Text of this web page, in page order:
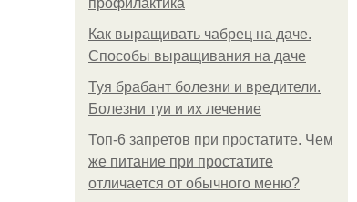
профилактика
Как выращивать чабрец на даче.
Способы выращивания на даче
Туя брабант болезни и вредители.
Болезни туи и их лечение
Топ-6 запретов при простатите. Чем
же питание при простатите
отличается от обычного меню?